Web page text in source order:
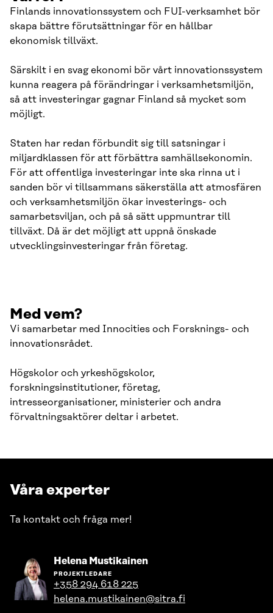
Finlands innovationssystem och FUI-verksamhet bör
skapa bättre förutsättningar för en hållbar
ekonomisk tillväxt.
Särskilt i en svag ekonomi bör vårt innovationssystem
kunna reagera på förändringar i verksamhetsmiljön,
så att investeringar gagnar Finland så mycket som
möjligt.
Staten har redan förbundit sig till satsningar i
miljardklassen för att förbättra samhällsekonomin.
För att offentliga investeringar inte ska rinna ut i
sanden bör vi tillsammans säkerställa att atmosfären
och verksamhetsmiljön ökar investerings- och
samarbetsviljan, och på så sätt uppmuntrar till
tillväxt. Då är det möjligt att uppnå önskade
utvecklingsinvesteringar från företag.
Med vem?
Vi samarbetar med Innocities och Forsknings- och
innovationsrådet.
Högskolor och yrkeshögskolor,
forskningsinstitutioner, företag,
intresseorganisationer, ministerier och andra
förvaltningsaktörer deltar i arbetet.
Våra experter
Ta kontakt och fråga mer!
Helena MustikainenGå
PROJEKTLEDARE
+358 294 618 225
helena.mustikainen@sitra.fi